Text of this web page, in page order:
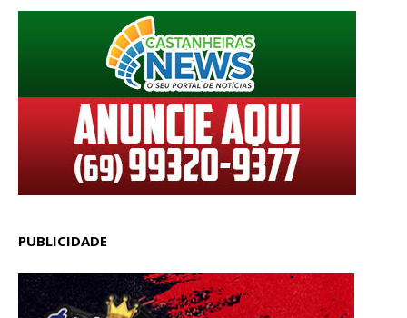
PUBLICIDADE